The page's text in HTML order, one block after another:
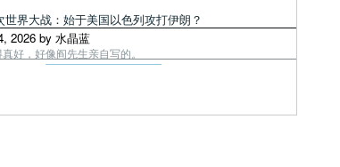
世界大战：始于美国以色列攻打伊朗？
2026 by 水晶蓝
好，好像阎先生亲自写的。